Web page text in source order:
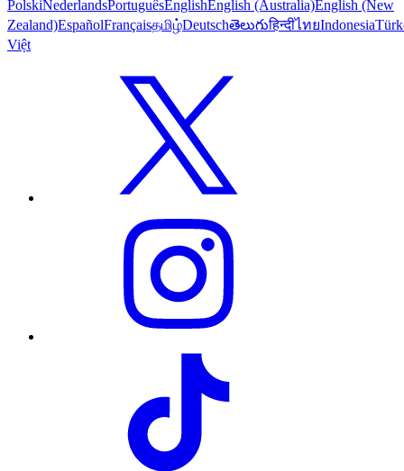
PolskiNederlandsPortuguêsEnglishEnglish (Australia)English (New
Zealand)EspañolFrançaisதமிழ்Deutschతెలుగుहिन्दीไทยIndonesia
Việt